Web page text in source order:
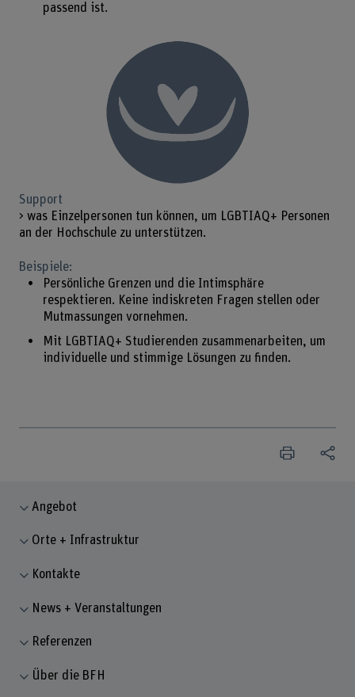
passend ist.
Support
> was Einzelpersonen tun können, um LGBTIAQ+ Personen
an der Hochschule zu unterstützen.
Beispiele:
Persönliche Grenzen und die Intimsphäre
respektieren. Keine indiskreten Fragen stellen oder
Mutmassungen vornehmen.
Mit LGBTIAQ+ Studierenden zusammenarbeiten, um
individuelle und stimmige Lösungen zu finden.
Angebot
Orte + Infrastruktur
Kontakte
News + Veranstaltungen
Referenzen
Über die BFH